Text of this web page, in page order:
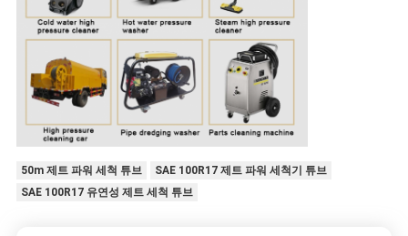
50m 제트 파워 세척 튜브
SAE 100R17 제트 파워 세척기 튜브
SAE 100R17 유연성 제트 세척 튜브